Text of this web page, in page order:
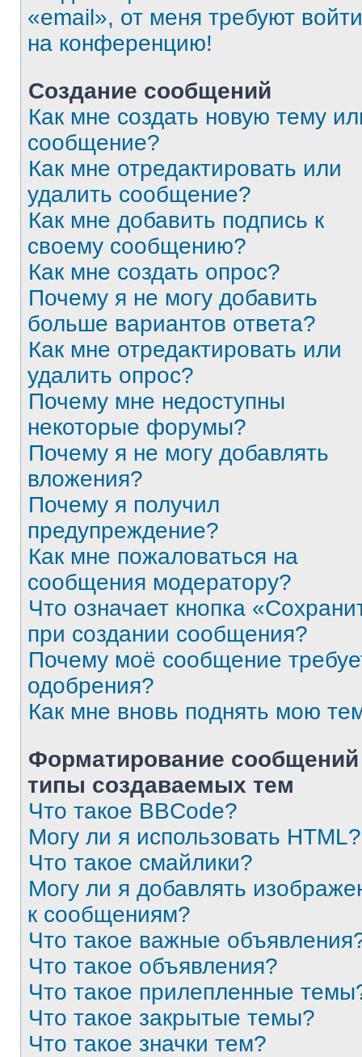
«email», от меня требуют войти
на конференцию!
Создание сообщений
Как мне создать новую тему
сообщение?
Как мне отредактировать или
удалить сообщение?
Как мне добавить подпись к
своему сообщению?
Как мне создать опрос?
Почему я не могу добавить
больше вариантов ответа?
Как мне отредактировать или
удалить опрос?
Почему мне недоступны
некоторые форумы?
Почему я не могу добавлять
вложения?
Почему я получил
предупреждение?
Как мне пожаловаться на
сообщения модератору?
Что означает кнопка
при создании сообщения?
Почему моё сообщение
одобрения?
Как мне вновь поднять мою
Форматирование
типы создаваемых тем
Что такое BBCode?
Могу ли я использовать HTML?
Что такое смайлики?
Могу ли я добавлять
к сообщениям?
Что такое важные
Что такое объявления?
Что такое прилепленные
Что такое закрытые темы?
Что такое значки тем?